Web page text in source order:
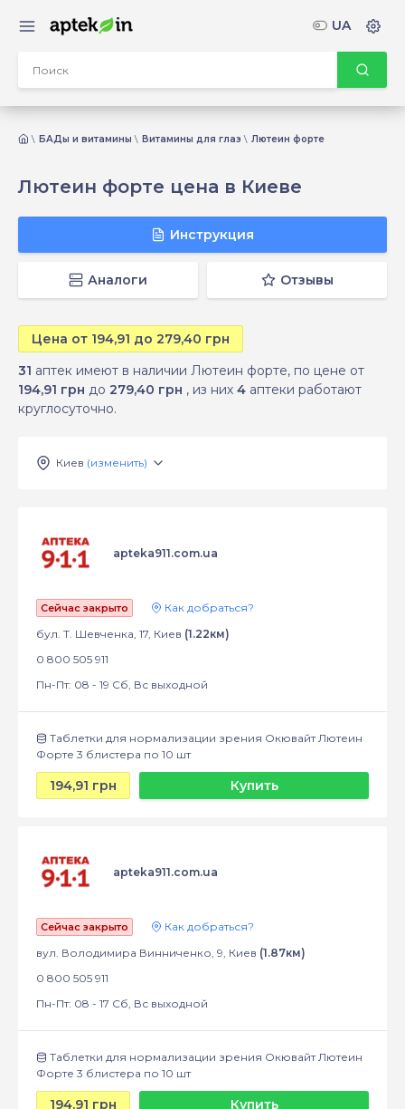
БАДы и витамины Витамины для глаз Лютеин форте
Лютеин форте цена в Киеве
Инструкция
Аналоги Отзывы
Цена от 194,91 до 279,40 грн
31 аптек имеют в наличии Лютеин форте, по цене от
194,91 грн до 279,40 грн , из них 4 аптеки работают
круглосуточно.
Киев (изменить)
apteka911.com.ua
Сейчас закрыто
Как добраться?
бул. Т. Шевченка, 17, Киев (1.22км)
0 800 505 911
Пн-Пт: 08 - 19 Сб, Вс выходной
Таблетки для нормализации зрения Окювайт Лютеин
Форте 3 блистера по 10 шт
194,91 грн Купить
apteka911.com.ua
Сейчас закрыто
Как добраться?
вул. Володимира Винниченко, 9, Киев (1.87км)
0 800 505 911
Пн-Пт: 08 - 17 Сб, Вс выходной
Таблетки для нормализации зрения Окювайт Лютеин
Форте 3 блистера по 10 шт
194,91 грн Купить
UA